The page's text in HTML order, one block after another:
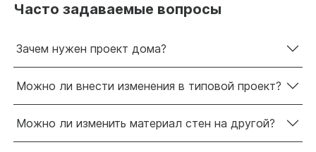
Часто задаваемые вопросы
Зачем нужен проект дома?
Можно ли внести изменения в типовой проект?
Можно ли изменить материал стен на другой?